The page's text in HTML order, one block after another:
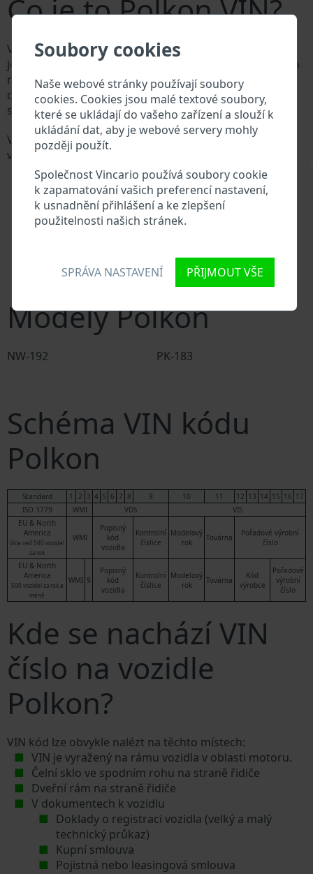
Soubory cookies
Naše webové stránky používají soubory
cookies. Cookies jsou malé textové soubory,
které se ukládají do vašeho zařízení a slouží k
ukládání dat, aby je webové servery mohly
později použít.
Společnost Vincario používá soubory cookie
k zapamatování vašich preferencí nastavení,
k usnadnění přihlášení a ke zlepšení
použitelnosti našich stránek.
SPRÁVA NASTAVENÍ PŘIJMOUT VŠE
Co je to Polkon VIN?
Výrobce vozů Polkon přiděluje každému vozidlu
jedinečné identifikační číslo zvané Vehicle Identification
number (VIN). VIN se skládá ze znaků a čísel o celkové
délce 17 znaků, do kterých ze zakódovaná základní
specifikaci vozidla.
Všechny databáze v automobilovém průmyslu
vyhledávají prostřednictvím VIN:
Databáze výrobce Polkon
Databáze dovozců/vývozců Polkon
Databáze prodejců Polkon
Dodavatelé náhradních dílů a autoservisy Polkon
Národní registr vozidel
Databáze pojišťoven
Databáze soukromých společností
Modely Polkon
NW-192 PK-183
Schéma VIN kódu
Polkon
Standard 1 2 3 4 5 6 7 8 9 10 11 12 13 14 15 16 17
ISO 3779
WMI VDS
VIS
EU & North
America
Více než 500 vozidel
za rok
WMI
Popisný
kód
vozidla
Kontrolní
číslice
Modelový
rok
Továrna
Pořadové výrobní
číslo
EU & North
America
500 vozidel za rok a
méně
WMI 9
Popisný
kód
vozidla
Kontrolní
číslice
Modelový
rok
Továrna
Kód
výrobce
Pořadové
výrobní
číslo
Kde se nachází VIN
číslo na vozidle
Polkon?
VIN kód lze obvykle nalézt na těchto místech:
VIN je vyražený na rámu vozidla v oblasti motoru.
Čelní sklo ve spodním rohu na straně řidiče
Dveřní rám na straně řidiče
V dokumentech k vozidlu
Doklady o registraci vozidla (velký a malý
technický průkaz)
Kupní smlouva
Pojistná nebo leasingová smlouva